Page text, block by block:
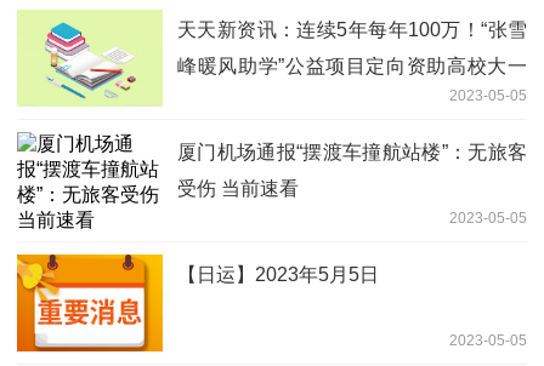
天天新资讯：连续5年每年100万！“张雪
峰暖风助学”公益项目定向资助高校大一
2023-05-05
厦门机场通报“摆渡车撞航站楼”：无旅客
受伤 当前速看
2023-05-05
【日运】2023年5月5日
2023-05-05